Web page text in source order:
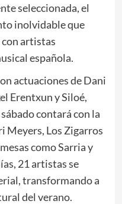
seleccionada, el
inolvidable que
artistas
española.
actuaciones de Dani
Erentxun y Siloé,
contará con la
Meyers, Los Zigarros
como Sarria y
21 artistas se
transformando a
del verano.